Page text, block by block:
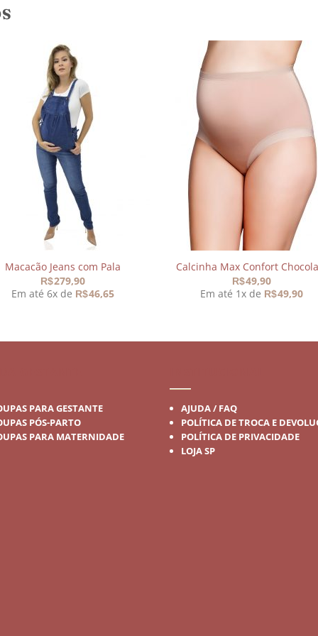
Macacão Jeans com Pala
R$279,90
Em até 6x de R$46,65
aos
Calcinha Max Confort
R$49,90
Em até 1x de R$49,90
PARA GESTANTE
PÓS-PARTO
PARA MATERNIDADE
AJUDA / FAQ
POLÍTICA DE TROCA E
POLÍTICA DE PRIVACIDADE
LOJA SP